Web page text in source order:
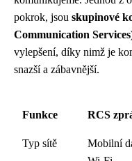
pokrok, jsou skupinové
Communication
vylepšení, díky nimž je
snazší a zábavnější.
Funkce RCS
Typ sítě
Mobilní